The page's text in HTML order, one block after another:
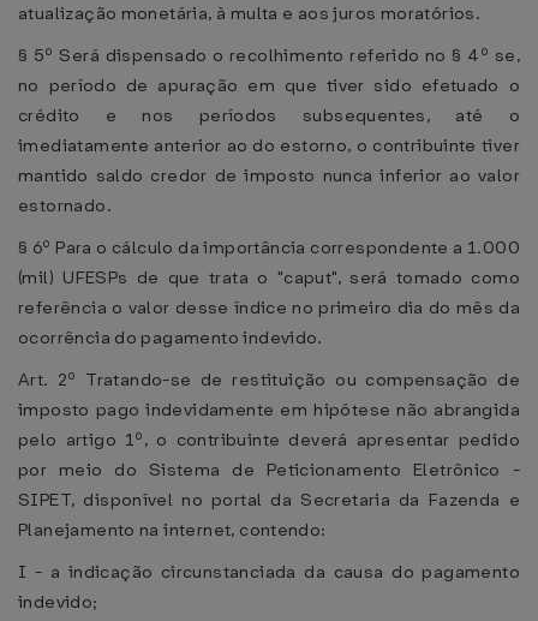
atualização monetária, à multa e aos juros moratórios.
§ 5º Será dispensado o recolhimento referido no § 4º se,
no período de apuração em que tiver sido efetuado o
crédito e nos períodos subsequentes, até o
imediatamente anterior ao do estorno, o contribuinte tiver
mantido saldo credor de imposto nunca inferior ao valor
estornado.
§ 6º Para o cálculo da importância correspondente a 1.000
(mil) UFESPs de que trata o "caput", será tomado como
referência o valor desse índice no primeiro dia do mês da
ocorrência do pagamento indevido.
Art. 2º Tratando-se de restituição ou compensação de
imposto pago indevidamente em hipótese não abrangida
pelo artigo 1º, o contribuinte deverá apresentar pedido
por meio do Sistema de Peticionamento Eletrônico -
SIPET, disponível no portal da Secretaria da Fazenda e
Planejamento na internet, contendo:
I - a indicação circunstanciada da causa do pagamento
indevido;